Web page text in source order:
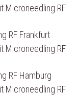
Microneedling RF
RF Frankfurt
Microneedling RF
RF Hamburg
Microneedling RF